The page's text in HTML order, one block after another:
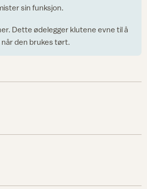
sin funksjon.
Dette ødelegger klutene evne til å
den brukes tørt.